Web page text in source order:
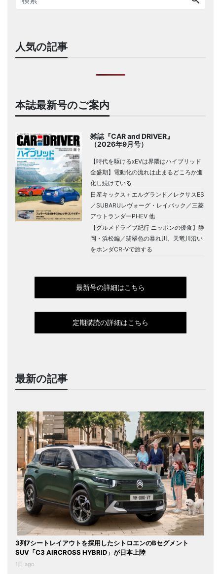
人気の記事
本誌最新号のご案内
雑誌『CAR and DRIVER』
（2026年9月号）
【時代を駆けるxEVは界隈はハイブリッド
全盛期】電動化の流れは止まるどころか進
化し続けている
日産キックス＋エルグランド／レクサスES
／SUBARUレヴォーグ・レイバック／三菱
アウトランダーPHEV 他
【グルメドライブ紀行 ニッポンの優食】静
岡・浜松編／翡翠色の暴れ川、天竜川沿い
をホンダCR-Vで旅する
最新号の詳細はこちら
定期購読の詳細はこちら
最新の記事
3列7シートレイアウトを採用したシトロエンのBセグメント
SUV「C3 AIRCROSS HYBRID」が日本上陸
1日 ago